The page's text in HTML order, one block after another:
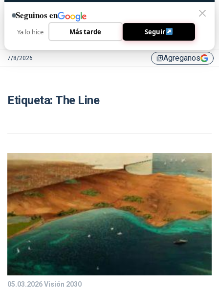
7/8/2026 library_addAgreganos
Etiqueta: The Line
05.03.2026Visión 2030
Seguinos en
Ya lo hice Más tarde Seguir